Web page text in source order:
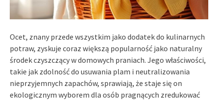
Ocet, znany przede wszystkim jako dodatek do kulinarnych
potraw, zyskuje coraz większą popularność jako naturalny
środek czyszczący w domowych praniach. Jego właściwości,
takie jak zdolność do usuwania plam i neutralizowania
nieprzyjemnych zapachów, sprawiają, że staje się on
ekologicznym wyborem dla osób pragnących zredukować